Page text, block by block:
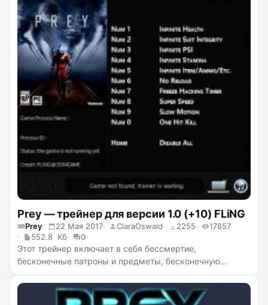
Prey — трейнер для версии 1.0 (+10) FLiNG
Prey 22 Мая 2017 ClaraOswald 2255
17857
552.8 Кб
0
Этот трейнер включает в себя бессмертие,
бесконечные патроны и предметы, бесконечную
бесконечную выносливость, отсутствие перезарядки,
заморозку таймера взлома, ускорение и замедление